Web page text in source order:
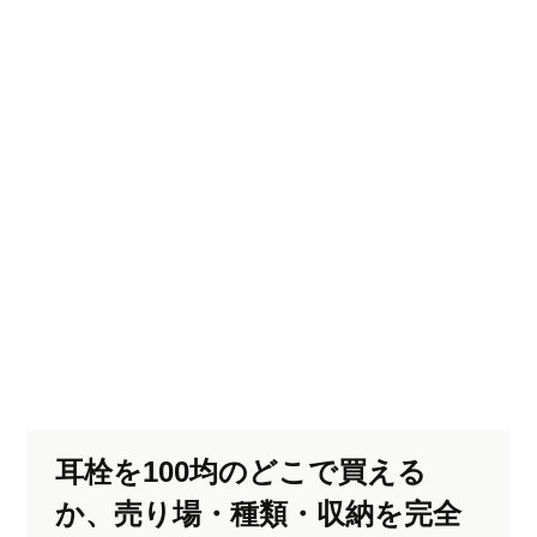
耳栓を100均のどこで買える
か、売り場・種類・収納を完全